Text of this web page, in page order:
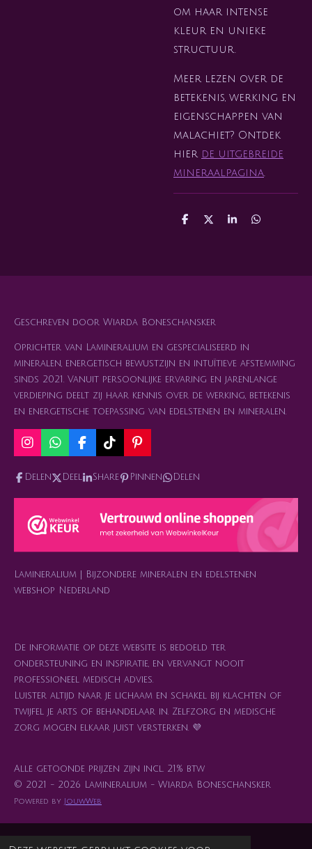
om haar intense
kleur en unieke
structuur.
Meer lezen over de
betekenis, werking en
eigenschappen van
malachiet? Ontdek
hier de uitgebreide
mineraalpagina.
D
D
S
D
Geschreven door Wiarda Boneschansker
Oprichter van Lamineralium en gespecialiseerd in
mineralen, energetisch bewustzijn en intuïtieve afstemming
sinds 2021. Vanuit persoonlijke ervaring en jarenlange
verdieping deelt zij haar kennis over de werking, betekenis
en energetische toepassing van edelstenen en mineralen.
I
s
a
r
a
W
a
t
s
p
p
F
c
e
b
T
k
o
P
n
e
e
s
Delen Deel Share Pinnen Delen
Lamineralium | Bijzondere mineralen en edelstenen
webshop Nederland
De informatie op deze website is bedoeld ter
ondersteuning en inspiratie, en vervangt nooit
professioneel medisch advies.
Luister altijd naar je lichaam en schakel bij klachten of
twijfel je arts of behandelaar in. Zelfzorg en medische
zorg mogen elkaar juist versterken. 💜
Alle getoonde prijzen zijn incl. 21% btw
© 2021 - 2026 Lamineralium - Wiarda Boneschansker
Powered by JouwWeb